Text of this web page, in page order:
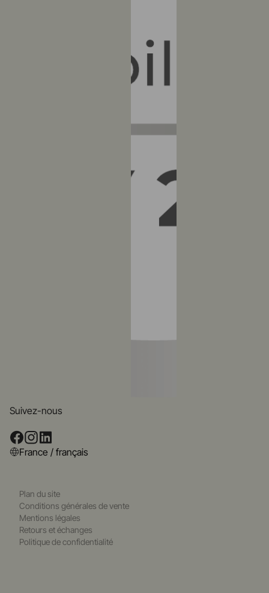
Suivez-nous
France / français
Plan du site
Conditions générales de vente
Mentions légales
Retours et échanges
Politique de confidentialité